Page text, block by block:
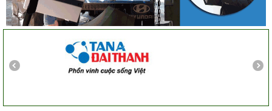
Khảo sát nhanh, giá cả hợp lý. Nhân viên nhiệt tình. Chúc
công ty ngày càng phát triển. Cảm ơn Khôi Nguyên
Tô Hiến Thành - Quận 10